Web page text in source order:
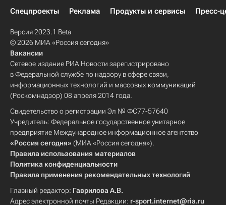
Спецпроекты
Реклама Продукты и сервисы Пресс-
Версия 2023.1 Beta
© 2026 МИА «Россия сегодня»
Вакансии
Сетевое издание РИА Новости зарегистрировано
в Федеральной службе по надзору в сфере связи,
информационных технологий и массовых коммуникаций
(Роскомнадзор) 08 апреля 2014 года.
Свидетельство о регистрации Эл № ФС77-57640
Учредитель: Федеральное государственное унитарное
предприятие Международное информационное агентство
«Россия сегодня» (МИА «Россия сегодня»).
Правила использования материалов
Политика конфиденциальности
Правила применения рекомендательных технологий
Главный редактор: Гаврилова А.В.
Адрес электронной почты Редакции: r-sport.internet@ria.ru